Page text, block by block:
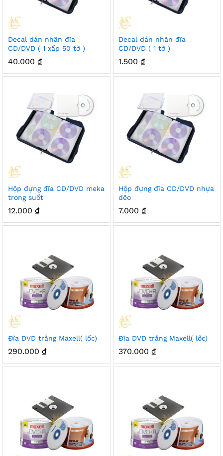
Decal dán nhãn đĩa
CD/DVD ( 1 xấp 50 tờ )
40.000 ₫
Decal dán nhãn đĩa
CD/DVD ( 1 tờ )
1.500 ₫
Hộp đựng đĩa CD/DVD meka
trong suốt
12.000 ₫
Hộp đựng đĩa CD/DVD nhựa
dẽo
7.000 ₫
Đĩa DVD trắng Maxell( lốc)
290.000 ₫
Đĩa DVD trắng Maxell( lốc)
370.000 ₫